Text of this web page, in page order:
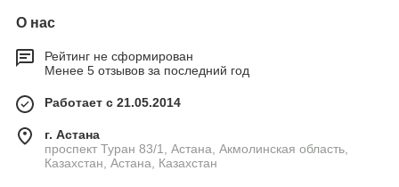
О нас
Рейтинг не сформирован
Менее 5 отзывов за последний год
Работает с 21.05.2014
г. Астана
проспект Туран 83/1, Астана, Акмолинская область,
Казахстан, Астана, Казахстан